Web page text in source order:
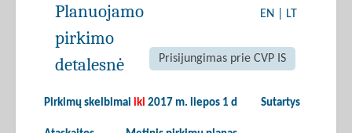
EN LT
Prisijungimas prie CVP IS
Pirkimų skelbimai iki 2017 m. liepos 1 d Sutartys
Planuojamo
pirkimo
detalesnė